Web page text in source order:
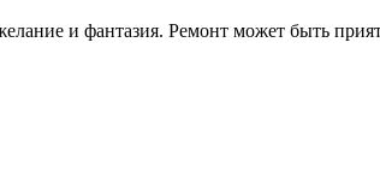
и фантазия. Ремонт может быть